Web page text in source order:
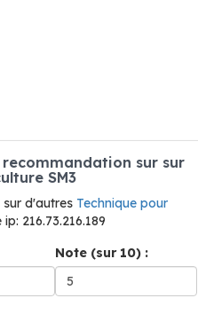
sur sur
SM3
d'autres Technique pour
216.73.216.189
Note (sur 10) :